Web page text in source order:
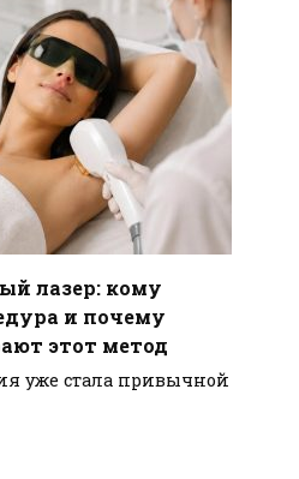
лазер: кому
и почему
этот метод
уже стала привычной